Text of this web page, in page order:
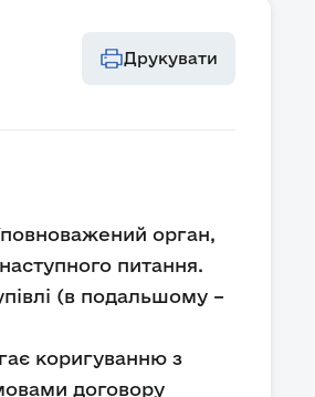
Друкувати
орган,
питання.
(в подальшому –
коригуванню з
договору